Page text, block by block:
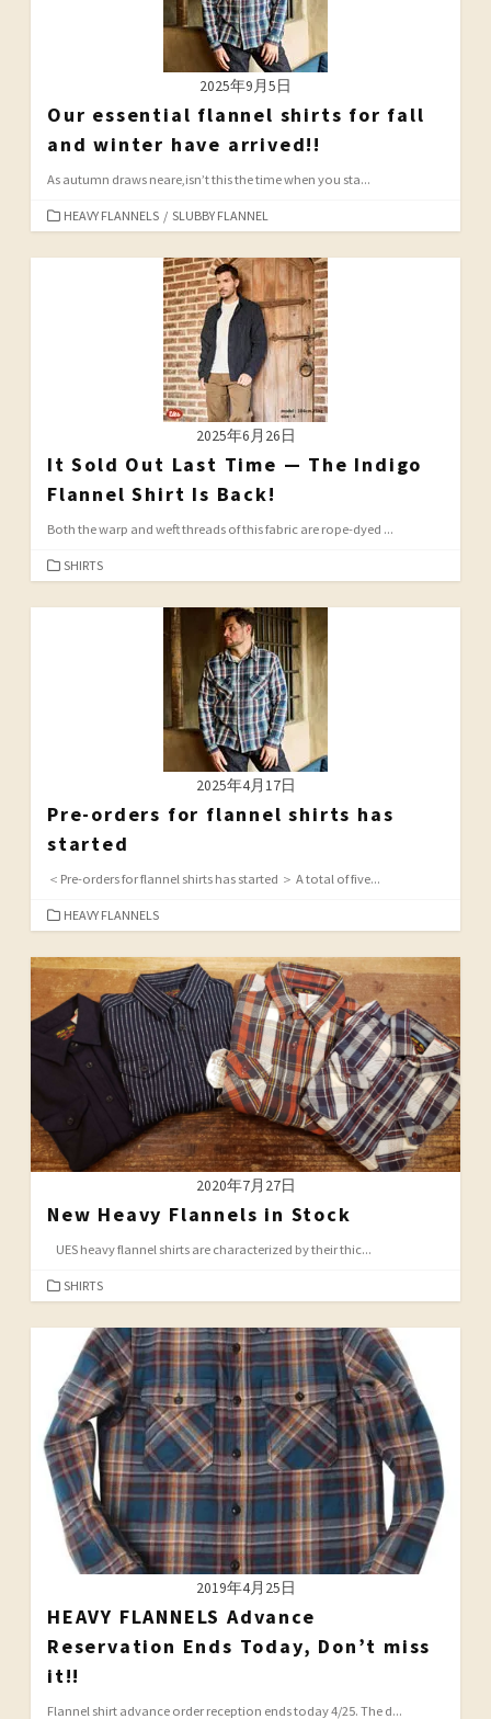
2025年9月5日
Our essential flannel shirts for fall
and winter have arrived!!
As autumn draws neare,isn’t this the time when you sta...
カ
テ
ゴ
HEAVY FLANNELS / SLUBBY FLANNEL
2025年6月26日
It Sold Out Last Time — The Indigo
Flannel Shirt Is Back!
Both the warp and weft threads of this fabric are rope-dyed ...
カ
テ
ゴ
SHIRTS
2025年4月17日
Pre-orders for flannel shirts has
started
＜Pre-orders for flannel shirts has started ＞ A total of five...
カ
テ
ゴ
リ
ー
HEAVY FLANNELS
2020年7月27日
New Heavy Flannels in Stock
UES heavy flannel shirts are characterized by their thic...
カ
テ
ゴ
SHIRTS
2019年4月25日
HEAVY FLANNELS Advance
Reservation Ends Today, Don’t miss
it!!
Flannel shirt advance order reception ends today 4/25. The d...